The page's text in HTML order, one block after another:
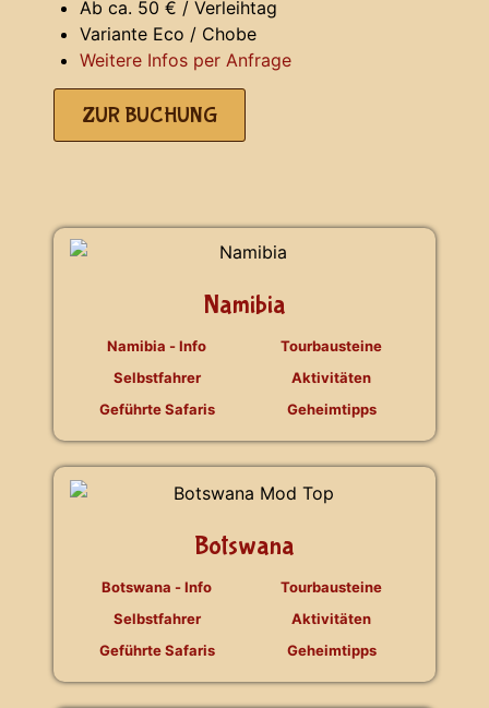
Ab ca. 50 € / Verleihtag
Variante Eco / Chobe
Weitere Infos per Anfrage
ZUR BUCHUNG
Namibia
Namibia - Info
Selbstfahrer
Geführte Safaris
Tourbausteine
Aktivitäten
Geheimtipps
Botswana
Botswana - Info
Selbstfahrer
Geführte Safaris
Tourbausteine
Aktivitäten
Geheimtipps